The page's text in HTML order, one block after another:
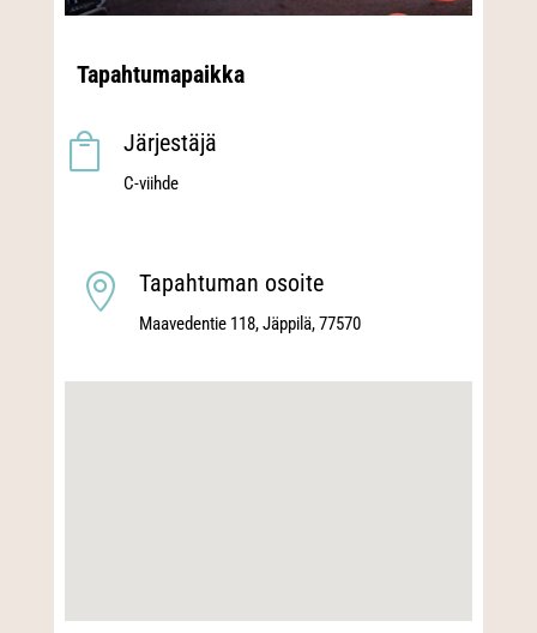
Tapahtumapaikka
 Järjestäjä
C-viihde
 Tapahtuman osoite
Maavedentie 118, Jäppilä, 77570